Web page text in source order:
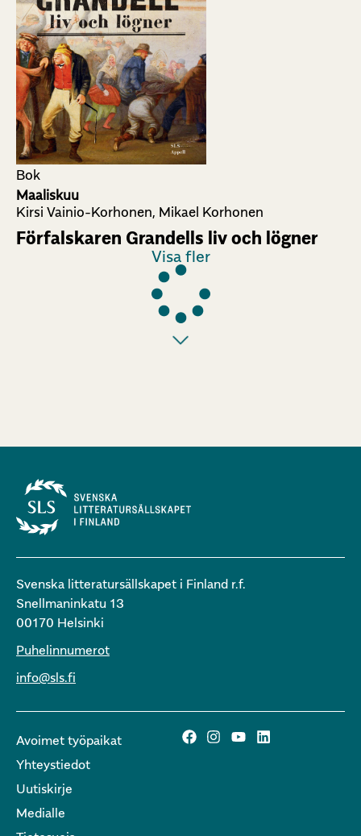
Bok
Maaliskuu
Kirsi Vainio-Korhonen, Mikael Korhonen
Förfalskaren Grandells liv och lögner
Visa fler
Svenska litteratursällskapet i Finland r.f.
Snellmaninkatu 13
00170 Helsinki
Puhelinnumerot
info@sls.fi
Avoimet työpaikat
Yhteystiedot
Uutiskirje
Medialle